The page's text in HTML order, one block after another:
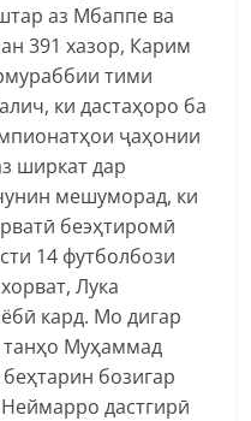
аз Мбаппе ва
391 хазор, Карим
тими
ки дастаҳоро ба
ҷаҳонии
ширкат дар
мешуморад, ки
беэҳтиромӣ
14 футболбози
Лука
кард. Мо дигар
танҳо Муҳаммад
бозигар
дастгирӣ